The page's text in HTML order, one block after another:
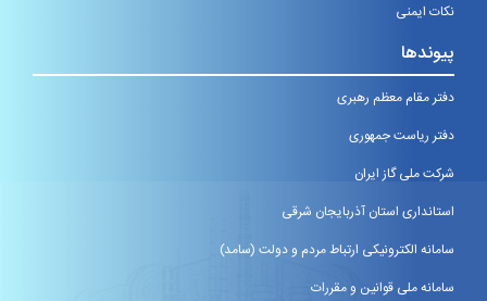
نکات ایمنی
پیوندها
دفتر مقام معظم رهبری
دفتر ریاست جمهوری
شرکت ملی گاز ایران
استانداری استان آذربایجان شرقی
سامانه الکترونیکی ارتباط مردم و دولت (سامد)
سامانه ملی قوانین و مقررات